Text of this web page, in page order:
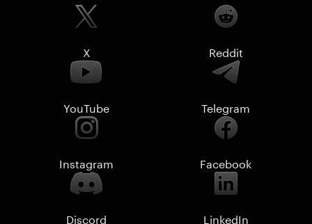
X Reddit
YouTube Telegram
Instagram Facebook
Discord LinkedIn